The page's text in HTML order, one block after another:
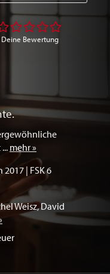
mehr »
2017 | FSK 6
Weisz,David
Deine Bewertung